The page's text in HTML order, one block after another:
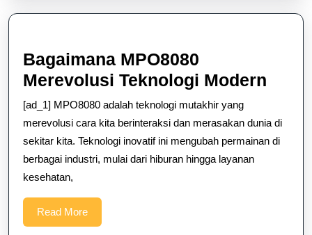
Bagaimana MPO8080
Merevolusi Teknologi Modern
[ad_1] MPO8080 adalah teknologi mutakhir yang
merevolusi cara kita berinteraksi dan merasakan dunia di
sekitar kita. Teknologi inovatif ini mengubah permainan di
berbagai industri, mulai dari hiburan hingga layanan
kesehatan,
Read MoreRead
More